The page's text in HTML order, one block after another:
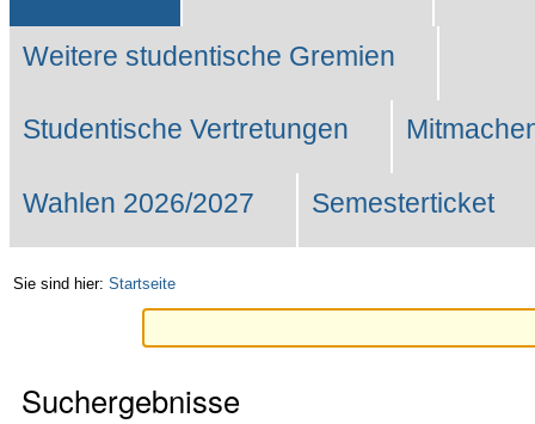
Weitere studentische Gremien
Studentische Vertretungen
Wahlen 2026/2027 Semesterticket
Sie sind hier: Startseite
Suchergebnisse